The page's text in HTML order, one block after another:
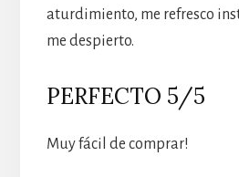
aturdimiento, me refresco
me despierto.
PERFECTO 5/5
Muy fácil de comprar!